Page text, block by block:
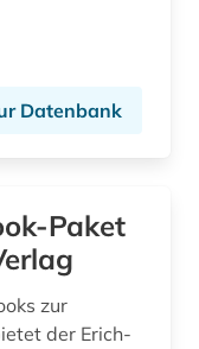
Datenbank
Paket
zur
der Erich-